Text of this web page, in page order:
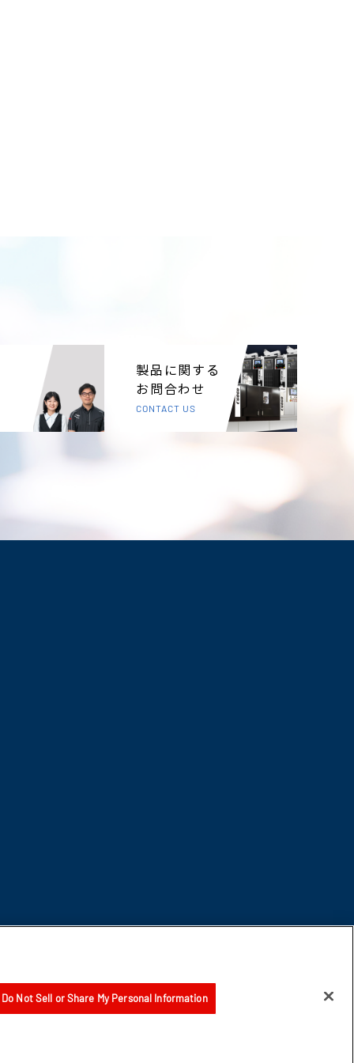
製品に関する
お問合わせ
CONTACT US
Do Not Sell or Share My Personal Information